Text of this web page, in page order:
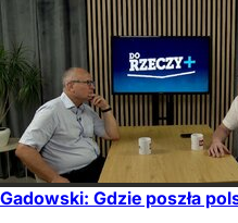
Gadowski: Gdzie poszła